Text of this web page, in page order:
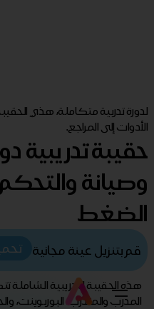
لدورة تدربية متكاملة، هذي
الأدوات إلى المراجع.
حقيبة تدريبية
وصيانة
الضغط
قم بتنزيل عينة مجانية
هذه الحقيبة التدريبية
المدرب والمتدرب، البوربوينت،